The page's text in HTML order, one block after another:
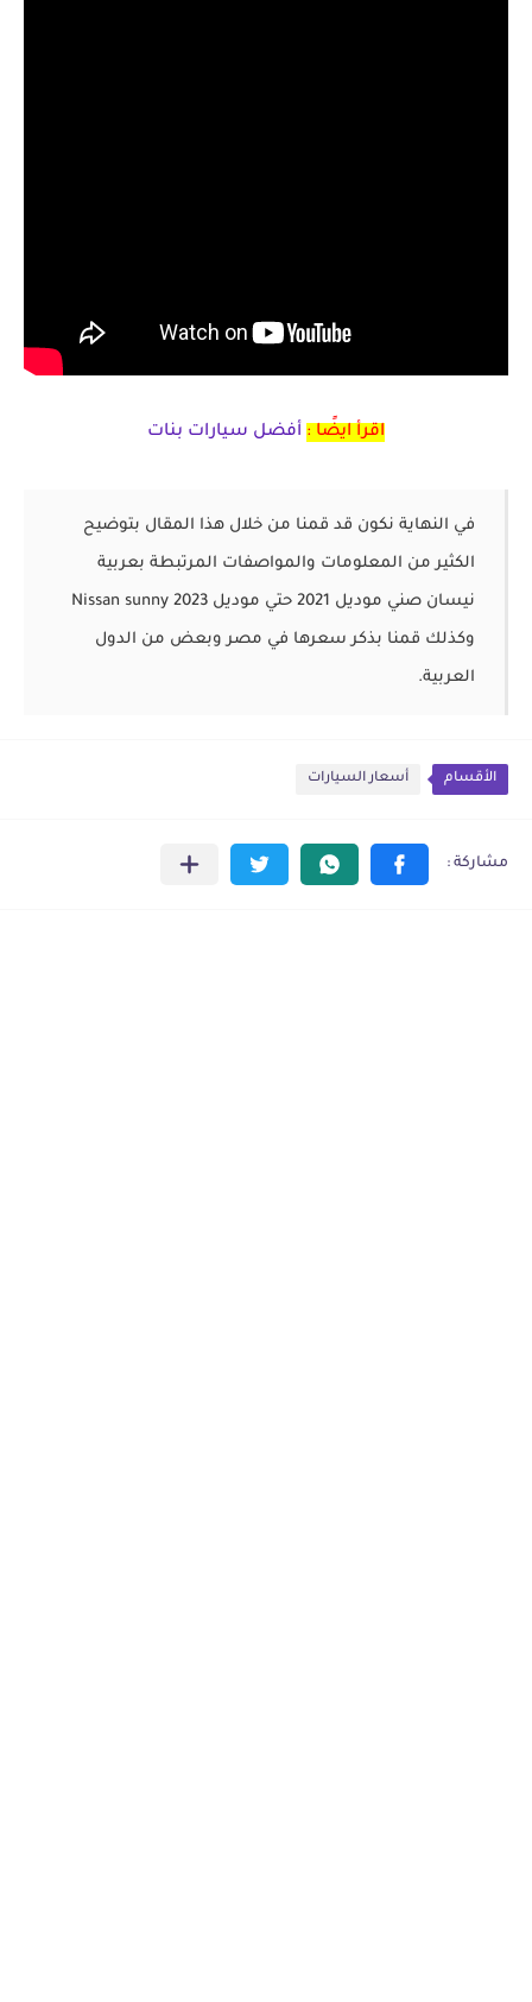
اقرأ ايضًا : أفضل سيارات بنات
في النهاية نكون قد قمنا من خلال هذا المقال بتوضيح
الكثير من المعلومات والمواصفات المرتبطة بعربية
نيسان صني موديل 2021 حتي موديل Nissan sunny 2023
وكذلك قمنا بذكر سعرها في مصر وبعض من الدول
العربية.
الأقسام أسعار السيارات